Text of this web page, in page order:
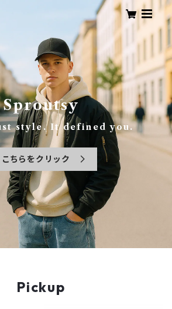
Sproutsy
style. It defined you.
こちらをクリック
Pickup